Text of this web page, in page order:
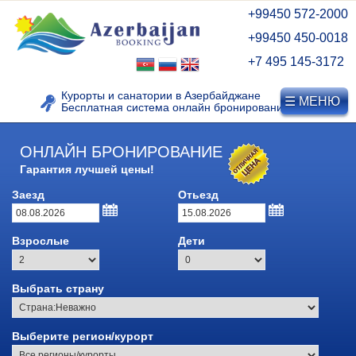
Курорты и санатории в Азербайджане
Бесплатная система онлайн бронирования
+99450 572-2000
+99450 450-0018
+7 495 145-3172
КУРОРТЫ АЗЕРБАЙДЖАНА
Видео о Нафталане
Лечебные курорты
Азербайджана
Дуздаг, Нахичевань
Горнолыжные курорты
☰ МЕНЮ
ОНЛАЙН БРОНИРОВАНИЕ
Гарантия лучшей цены!
Заезд
Отьезд
Взрослые Дети
Выбрать страну
Выберите регион/курорт